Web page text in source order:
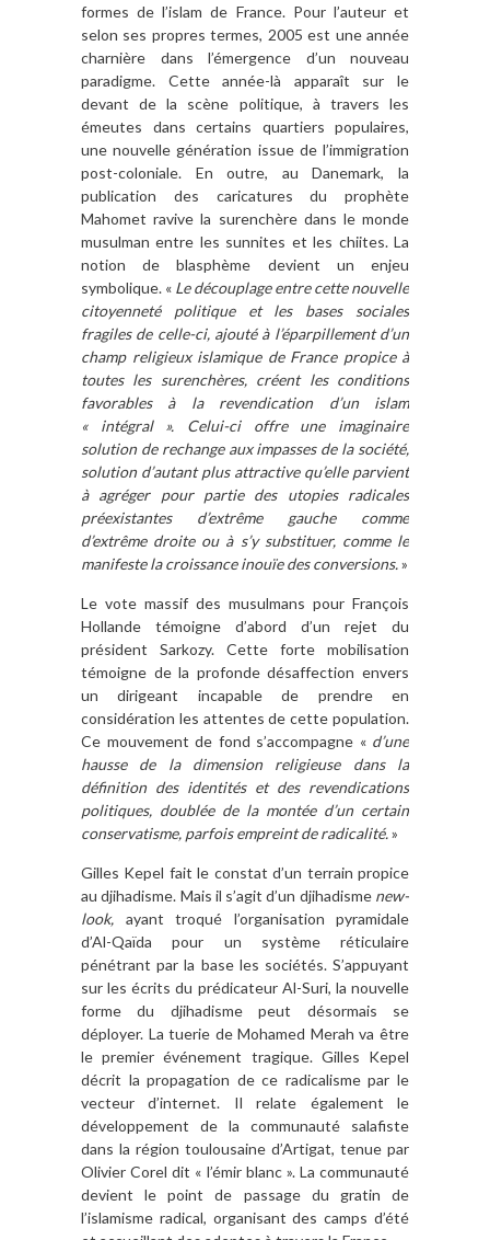
formes de l’islam de France. Pour l’auteur et
selon ses propres termes, 2005 est une année
charnière dans l’émergence d’un nouveau
paradigme. Cette année-là apparaît sur le
devant de la scène politique, à travers les
émeutes dans certains quartiers populaires,
une nouvelle génération issue de l’immigration
post-coloniale. En outre, au Danemark, la
publication des caricatures du prophète
Mahomet ravive la surenchère dans le monde
musulman entre les sunnites et les chiites. La
notion de blasphème devient un enjeu
symbolique. « Le découplage entre cette nouvelle
citoyenneté politique et les bases sociales
fragiles de celle-ci, ajouté à l’éparpillement d’un
champ religieux islamique de France propice à
toutes les surenchères, créent les conditions
favorables à la revendication d’un islam
« intégral ». Celui-ci offre une imaginaire
solution de rechange aux impasses de la société,
solution d’autant plus attractive qu’elle parvient
à agréger pour partie des utopies radicales
préexistantes d’extrême gauche comme
d’extrême droite ou à s’y substituer, comme le
manifeste la croissance inouïe des conversions.»
Le vote massif des musulmans pour François
Hollande témoigne d’abord d’un rejet du
président Sarkozy. Cette forte mobilisation
témoigne de la profonde désaffection envers
un dirigeant incapable de prendre en
considération les attentes de cette population.
Ce mouvement de fond s’accompagne « d’une
hausse de la dimension religieuse dans la
définition des identités et des revendications
politiques, doublée de la montée d’un certain
conservatisme, parfois empreint de radicalité.»
Gilles Kepel fait le constat d’un terrain propice
au djihadisme. Mais il s’agit d’un djihadisme new-
look, ayant troqué l’organisation pyramidale
d’Al-Qaïda pour un système réticulaire
pénétrant par la base les sociétés. S’appuyant
sur les écrits du prédicateur Al-Suri, la nouvelle
forme du djihadisme peut désormais se
déployer. La tuerie de Mohamed Merah va être
le premier événement tragique. Gilles Kepel
décrit la propagation de ce radicalisme par le
vecteur d’internet. Il relate également le
développement de la communauté salafiste
dans la région toulousaine d’Artigat, tenue par
Olivier Corel dit « l’émir blanc ». La communauté
devient le point de passage du gratin de
l’islamisme radical, organisant des camps d’été